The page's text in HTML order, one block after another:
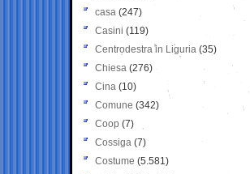
casa (247)
Casini (119)
Centrodestra in Liguria (35)
Chiesa (276)
Cina (10)
Comune (342)
Coop (7)
Cossiga (7)
Costume (5.581)